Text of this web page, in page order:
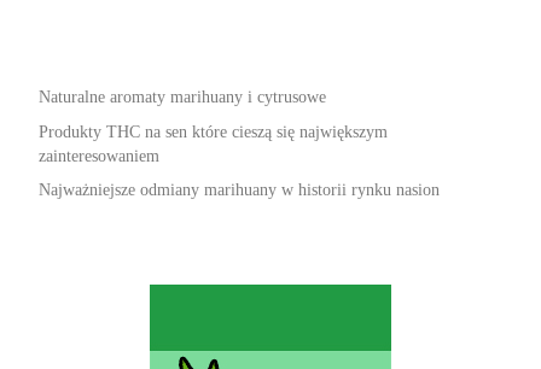
Naturalne aromaty marihuany i cytrusowe
Produkty THC na sen które cieszą się największym
zainteresowaniem
Najważniejsze odmiany marihuany w historii rynku nasion